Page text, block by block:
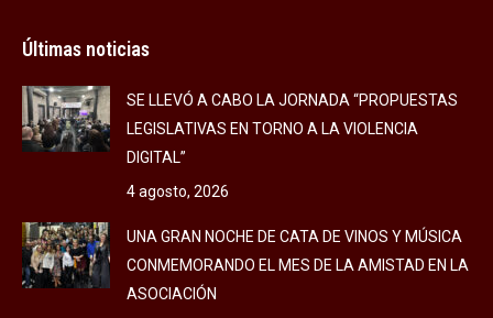
Últimas noticias
SE LLEVÓ A CABO LA JORNADA “PROPUESTAS
LEGISLATIVAS EN TORNO A LA VIOLENCIA
DIGITAL”
4 agosto, 2026
UNA GRAN NOCHE DE CATA DE VINOS Y MÚSICA
CONMEMORANDO EL MES DE LA AMISTAD EN LA
ASOCIACIÓN